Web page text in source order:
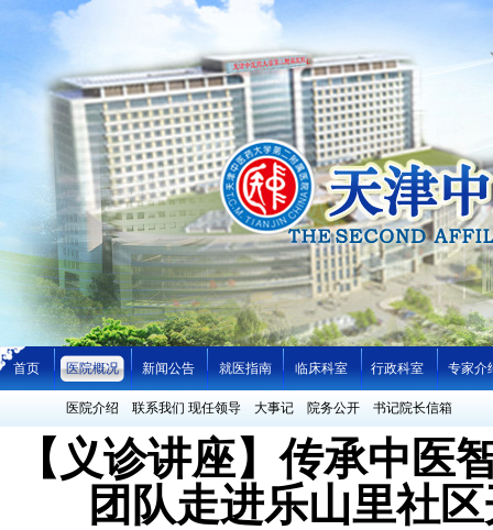
首页 医院概况 新闻公告 就医指南 临床科室 行政科室 专家介
医院介绍 联系我们 现任领导 大事记 院务公开 书记院长信箱
【义诊讲座】传承中
团队走进乐山里社